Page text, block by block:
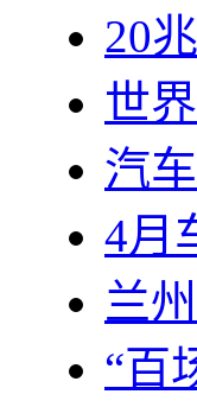
20
世
汽
4月
兰
“百